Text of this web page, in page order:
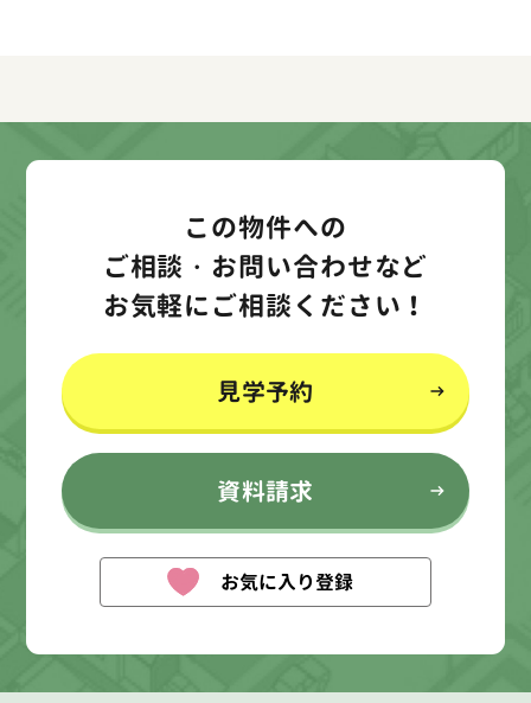
この物件への
ご相談・お問い合わせなど
お気軽にご相談ください！
見学予約
資料請求
お気に入り登録